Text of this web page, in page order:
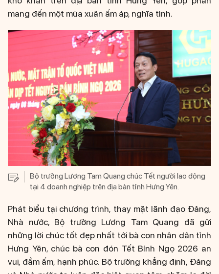
mang đến một mùa xuân ấm áp, nghĩa tình.
Bộ trưởng Lương Tam Quang chúc Tết người lao động
tại 4 doanh nghiệp trên địa bàn tỉnh Hưng Yên.
Phát biểu tại chương trình, thay mặt lãnh đạo Đảng,
Nhà nước, Bộ trưởng Lương Tam Quang đã gửi
những lời chúc tốt đẹp nhất tới bà con nhân dân tỉnh
Hưng Yên, chúc bà con đón Tết Bính Ngọ 2026 an
vui, đầm ấm, hạnh phúc. Bộ trưởng khẳng định, Đảng